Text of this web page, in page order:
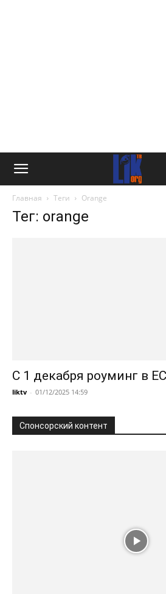
Главная Теги Orange
Тег: orange
С 1 декабря роуминг в
liktv - 01/12/2025 14:59
Спонсорский контент